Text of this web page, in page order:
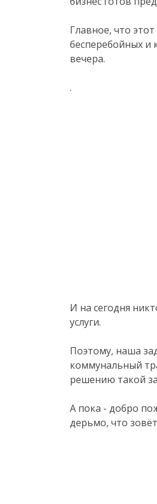
Главное, что
бесперебойных и
вечера.
.
И на сегодня
услуги.
Поэтому, наша
коммунальный
решению такой
А пока - добро
дерьмо, что